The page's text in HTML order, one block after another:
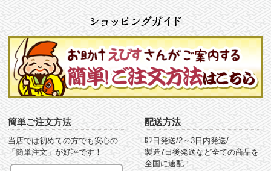
簡単ご注文方法
当店では初めての方でも安心の
「簡単注文」が好評です！
配送方法
即日発送/2～3日内発送/
製造7日後発送など全ての商品を
全国に速配！